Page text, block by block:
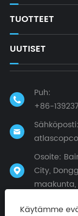
TUOTTEET
UUTISET

Puh:
+86-

Sähköposti:

Osoite:
City,
maakunta,
Käytämme